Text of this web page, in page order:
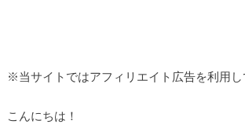
※当サイトではアフィリエイト広告を利用し
こんにちは！